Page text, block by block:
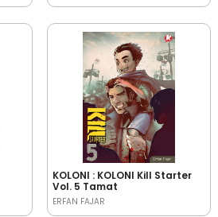
KOLONI : KOLONI Kill Starter
Vol. 5 Tamat
ERFAN FAJAR